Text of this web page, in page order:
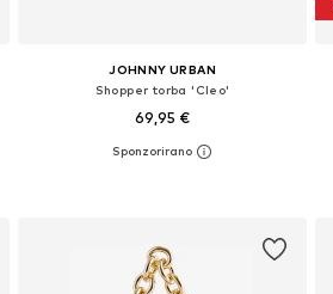
JOHNNY URBAN
Shopper torba 'Cleo'
69,95 €
Dostupne veličine: One Size